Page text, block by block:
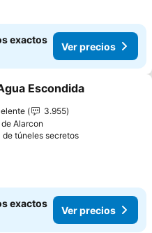
exactos
Ver precios
a favoritos
Escondida
3.955
Alarcon
de túneles secretosVer precios
exactos
Ver precios